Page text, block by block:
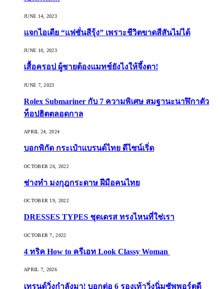
JUNE 14, 2023
แจกไอเดีย “แฟชั่นสีรุ้ง” เพราะชีวิตขาดสีสันไม่ได้
JUNE 10, 2023
เสื้อครอป ผู้ชายต้องแมทช์ยังไงให้จึ้งตา!
JUNE 7, 2023
Rolex Submariner กับ 7 ความพิเศษ สมฐานะนาฬิกาตัว
ท็อปฮิตตลอดกาล
APRIL 24, 2024
บอกพิกัด กระเป๋าแบรนด์ไทย ดีไซน์เริ่ด
OCTOBER 26, 2022
ช่างทำ มงกุฎกระดาษ ฝีมือคนไทย
OCTOBER 19, 2022
DRESSES TYPES ชุดเดรส ทรงไหนที่ใช่เรา
OCTOBER 7, 2022
4 ทริค How to ครีเอท Look Classy Woman
APRIL 7, 2026
เทรนด์วิ่งกำลังมา! บอกต่อ 6 รองเท้าวิ่งนิ่มซัพพอร์ตดี